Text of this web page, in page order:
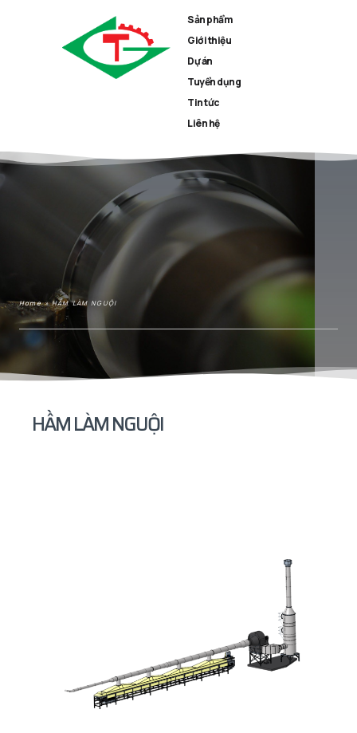
Sản phẩm
Giới thiệu
Dự án
Tuyển dụng
Tin tức
Liên hệ
Home»HẦM LÀM NGUỘI
HẦM LÀM NGUỘI